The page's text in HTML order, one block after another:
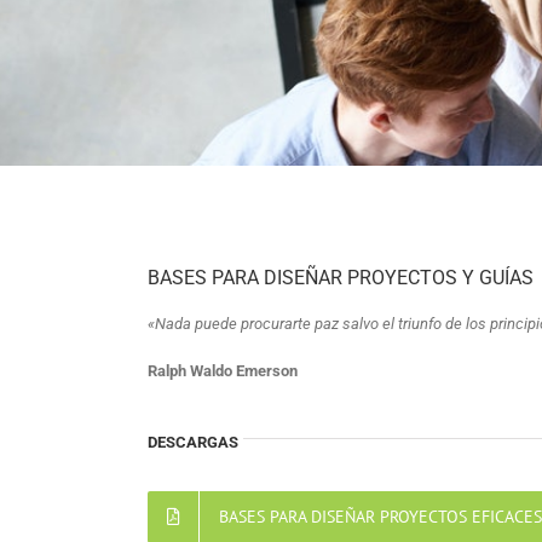
BASES PARA DISEÑAR PROYECTOS Y GUÍAS
«Nada puede procurarte paz salvo el triunfo de los
Ralph Waldo Emerson
DESCARGAS
BASES PARA DISEÑAR PROYECTOS EFICACES